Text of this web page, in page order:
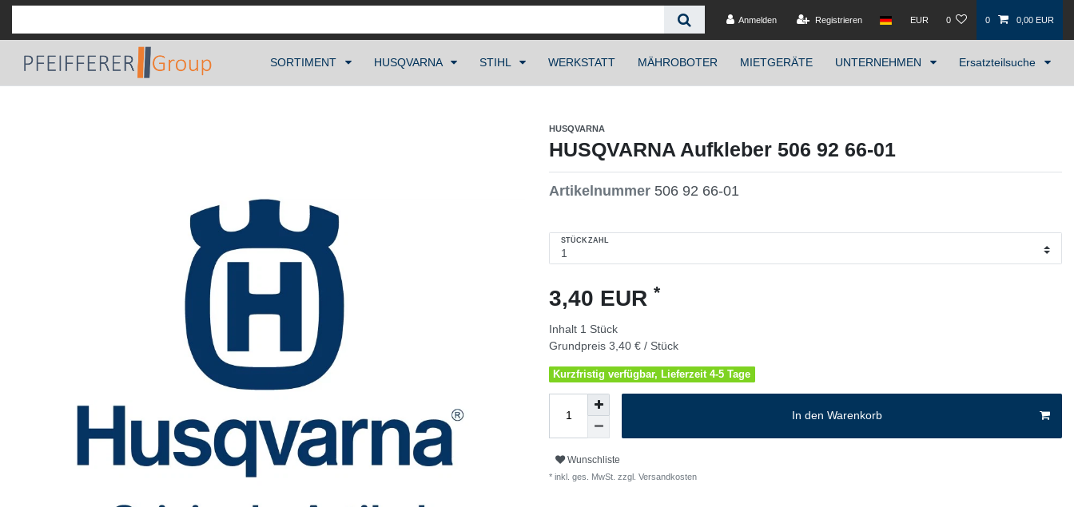
Anmelden Registrieren EUR 0 0 0,00 EUR
SORTIMENT HUSQVARNA STIHL WERKSTATT MÄHROBOTER MIETGERÄTE UNTERNEHMEN Ersatzteilsuche
HUSQVARNA
HUSQVARNA Aufkleber 506 92 66-01
Artikelnummer 506 92 66-01
STÜCKZAHL
3,40 EUR *
Inhalt 1 Stück
Grundpreis 3,40 € / Stück
Kurzfristig verfügbar, Lieferzeit 4-5 Tage
In den Warenkorb
Wunschliste
* inkl. ges. MwSt. zzgl. Versandkosten